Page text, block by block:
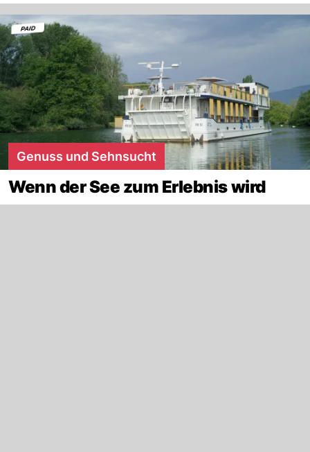
Genuss und Sehnsucht
Wenn der See zum Erlebnis wird